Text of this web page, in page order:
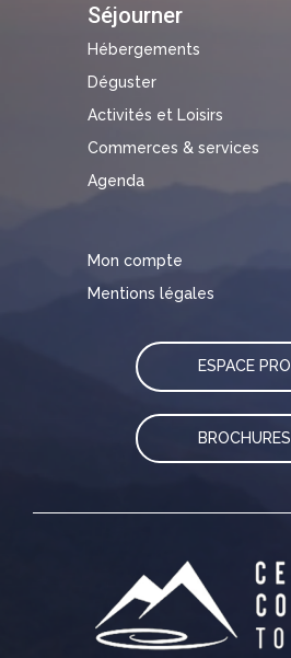
Séjourner
Hébergements
Déguster
Activités et Loisirs
Commerces & services
Agenda
Mon compte
Mentions légales
ESPACE PRO
BROCHURES